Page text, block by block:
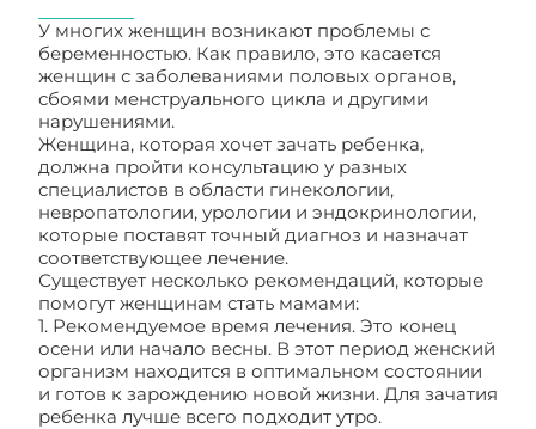
У многих женщин возникают проблемы с
беременностью. Как правило, это касается
женщин с заболеваниями половых органов,
сбоями менструального цикла и другими
нарушениями.
Женщина, которая хочет зачать ребенка,
должна пройти консультацию у разных
специалистов в области гинекологии,
невропатологии, урологии и эндокринологии,
которые поставят точный диагноз и назначат
соответствующее лечение.
Существует несколько рекомендаций, которые
помогут женщинам стать мамами:
1. Рекомендуемое время лечения. Это конец
осени или начало весны. В этот период женский
организм находится в оптимальном состоянии
и готов к зарождению новой жизни. Для зачатия
ребенка лучше всего подходит утро.